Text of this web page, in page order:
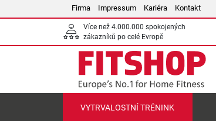
Firma Impressum Kariéra Kontakt
Více než 4.000.000 spokojených
zákazníků po celé Evropě
VYTRVALOSTNÍ TRÉNINK